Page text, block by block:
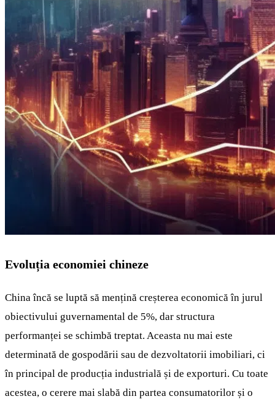
Evoluția economiei chineze
China încă se luptă să mențină creșterea economică în jurul
obiectivului guvernamental de 5%, dar structura
performanței se schimbă treptat. Aceasta nu mai este
determinată de gospodării sau de dezvoltatorii imobiliari, ci
în principal de producția industrială și de exporturi. Cu toate
acestea, o cerere mai slabă din partea consumatorilor și o